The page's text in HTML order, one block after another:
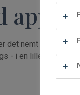
det nemt at lave
- i en lille